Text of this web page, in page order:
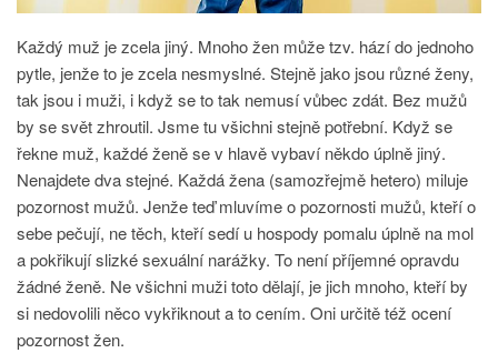
Každý muž je zcela jiný. Mnoho žen může tzv. hází do jednoho
pytle, jenže to je zcela nesmyslné. Stejně jako jsou různé ženy,
tak jsou i muži, i když se to tak nemusí vůbec zdát. Bez mužů
by se svět zhroutil. Jsme tu všichni stejně potřební. Když se
řekne muž, každé ženě se v hlavě vybaví někdo úplně jiný.
Nenajdete dva stejné. Každá žena (samozřejmě hetero) miluje
pozornost mužů. Jenže teď mluvíme o pozornosti mužů, kteří o
sebe pečují, ne těch, kteří sedí u hospody pomalu úplně na mol
a pokřikují slizké sexuální narážky. To není příjemné opravdu
žádné ženě. Ne všichni muži toto dělají, je jich mnoho, kteří by
si nedovolili něco vykřiknout a to cením. Oni určitě též ocení
pozornost žen.